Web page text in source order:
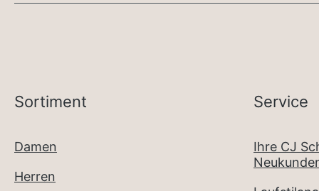
Sortiment
Damen
Herren
Service
Ihre CJ